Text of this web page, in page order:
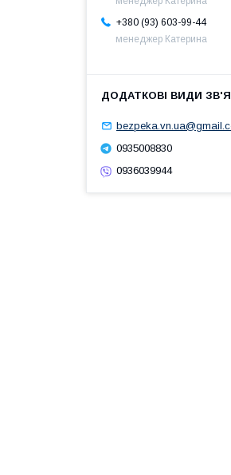
+380 (93) 603-99-44
менеджер Катерина
0935008830
0936039944